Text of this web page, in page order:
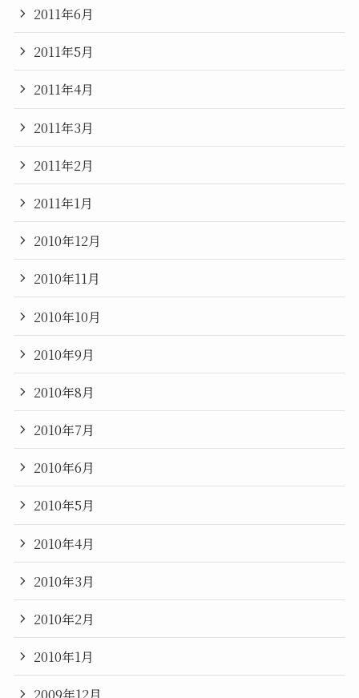
2011年6月
2011年5月
2011年4月
2011年3月
2011年2月
2011年1月
2010年12月
2010年11月
2010年10月
2010年9月
2010年8月
2010年7月
2010年6月
2010年5月
2010年4月
2010年3月
2010年2月
2010年1月